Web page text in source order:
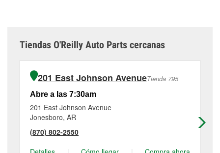
Tiendas O'Reilly Auto Parts cercanas
201 East Johnson AvenueTienda 795
Abre a las 7:30am
201 East Johnson Avenue
Jonesboro, AR
(870) 802-2550